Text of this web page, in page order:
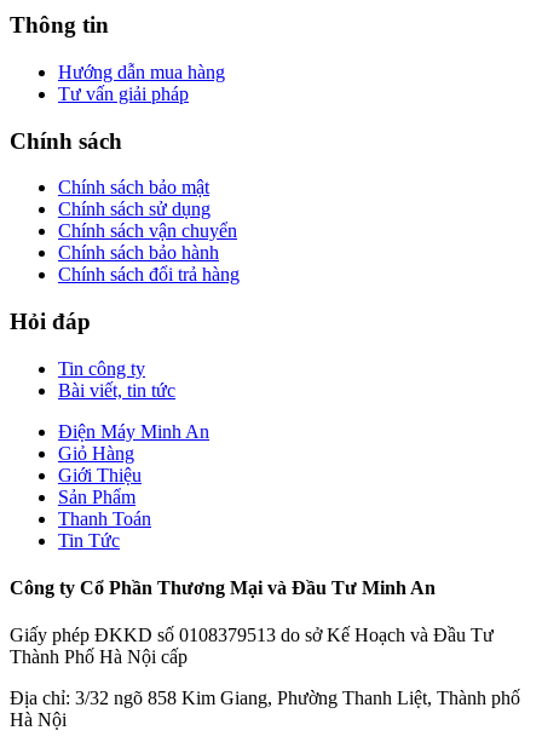
Thông tin
Hướng dẫn mua hàng
Tư vấn giải pháp
Chính sách
Chính sách bảo mật
Chính sách sử dụng
Chính sách vận chuyển
Chính sách bảo hành
Chính sách đổi trả hàng
Hỏi đáp
Tin công ty
Bài viết, tin tức
Điện Máy Minh An
Giỏ Hàng
Giới Thiệu
Sản Phẩm
Thanh Toán
Tin Tức
Công ty Cổ Phần Thương Mại và Đầu Tư Minh An
Giấy phép ĐKKD số 0108379513 do sở Kế Hoạch và Đầu Tư
Thành Phố Hà Nội cấp
Địa chỉ: 3/32 ngõ 858 Kim Giang, Phường Thanh Liệt, Thành phố
Hà Nội